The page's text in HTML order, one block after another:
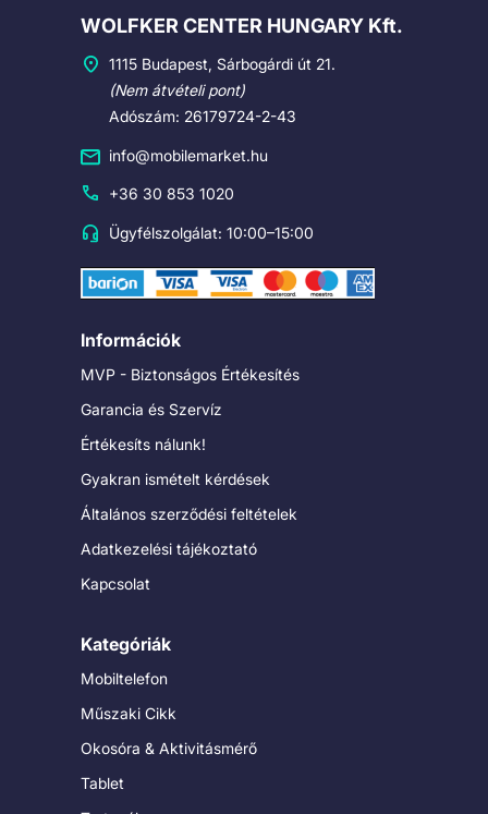
Cégadatok
WOLFKER CENTER HUNGARY Kft.
1115 Budapest, Sárbogárdi út 21.
(Nem átvételi pont)
Adószám: 26179724-2-43
info@mobilemarket.hu
+36 30 853 1020
Ügyfélszolgálat: 10:00–15:00
Információk
MVP - Biztonságos Értékesítés
Garancia és Szervíz
Értékesíts nálunk!
Gyakran ismételt kérdések
Általános szerződési feltételek
Adatkezelési tájékoztató
Kapcsolat
Kategóriák
Mobiltelefon
Műszaki Cikk
Okosóra & Aktivitásmérő
Tablet